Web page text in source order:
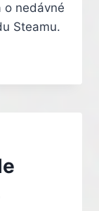
o nedávné
Steamu.